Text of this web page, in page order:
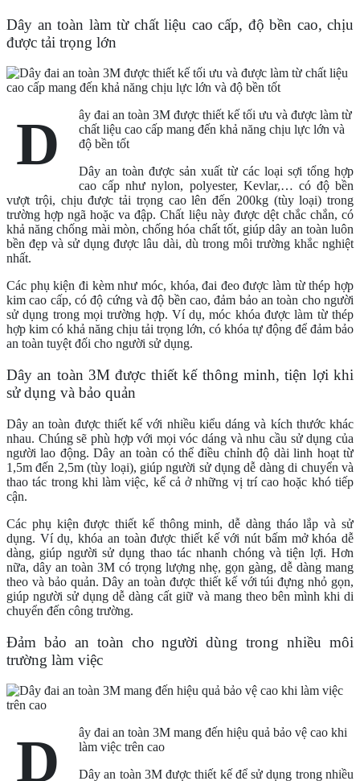
Dây an toàn làm từ chất liệu cao cấp, độ bền cao, chịu
được tải trọng lớn
D
ây đai an toàn 3M được thiết kế tối ưu và được làm từ
chất liệu cao cấp mang đến khả năng chịu lực lớn và
độ bền tốt
Dây an toàn được sản xuất từ các loại sợi tổng hợp
cao cấp như nylon, polyester, Kevlar,… có độ bền
vượt trội, chịu được tải trọng cao lên đến 200kg (tùy loại) trong
trường hợp ngã hoặc va đập. Chất liệu này được dệt chắc chắn, có
khả năng chống mài mòn, chống hóa chất tốt, giúp dây an toàn luôn
bền đẹp và sử dụng được lâu dài, dù trong môi trường khắc nghiệt
nhất.
Các phụ kiện đi kèm như móc, khóa, đai đeo được làm từ thép hợp
kim cao cấp, có độ cứng và độ bền cao, đảm bảo an toàn cho người
sử dụng trong mọi trường hợp. Ví dụ, móc khóa được làm từ thép
hợp kim có khả năng chịu tải trọng lớn, có khóa tự động để đảm bảo
an toàn tuyệt đối cho người sử dụng.
Dây an toàn 3M được thiết kế thông minh, tiện lợi khi
sử dụng và bảo quản
Dây an toàn được thiết kế với nhiều kiểu dáng và kích thước khác
nhau. Chúng sẽ phù hợp với mọi vóc dáng và nhu cầu sử dụng của
người lao động. Dây an toàn có thể điều chỉnh độ dài linh hoạt từ
1,5m đến 2,5m (tùy loại), giúp người sử dụng dễ dàng di chuyển và
thao tác trong khi làm việc, kể cả ở những vị trí cao hoặc khó tiếp
cận.
Các phụ kiện được thiết kế thông minh, dễ dàng tháo lắp và sử
dụng. Ví dụ, khóa an toàn được thiết kế với nút bấm mở khóa dễ
dàng, giúp người sử dụng thao tác nhanh chóng và tiện lợi. Hơn
nữa, dây an toàn 3M có trọng lượng nhẹ, gọn gàng, dễ dàng mang
theo và bảo quản. Dây an toàn được thiết kế với túi đựng nhỏ gọn,
giúp người sử dụng dễ dàng cất giữ và mang theo bên mình khi di
chuyển đến công trường.
Đảm bảo an toàn cho người dùng trong nhiều môi
trường làm việc
D
ây đai an toàn 3M mang đến hiệu quả bảo vệ cao khi
làm việc trên cao
Dây an toàn 3M được thiết kế để sử dụng trong nhiều